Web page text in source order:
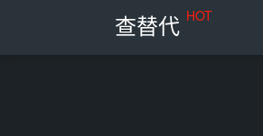
查替代 HOT